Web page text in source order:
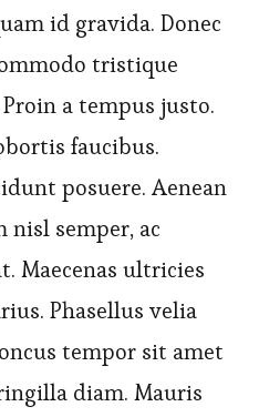
id gravida. Donec
tristique
a tempus justo.
faucibus.
posuere. Aenean
semper, ac
Maecenas ultricies
Phasellus velia
tempor sit amet
diam. Mauris